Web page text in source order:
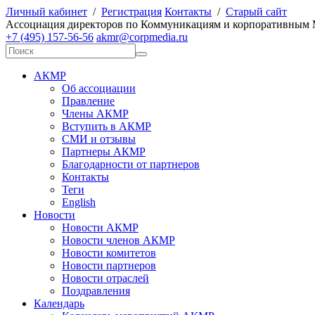
Личный кабинет / Регистрация Контакты / Старый сайт
Ассоциация директоров по Коммуникациям и корпоративным
+7 (495) 157-56-56 akmr@corpmedia.ru
АКМР
Об ассоциации
Правление
Члены АКМР
Вступить в АКМР
СМИ и отзывы
Партнеры АКМР
Благодарности от партнеров
Контакты
Теги
English
Новости
Новости АКМР
Новости членов АКМР
Новости комитетов
Новости партнеров
Новости отраслей
Поздравления
Календарь